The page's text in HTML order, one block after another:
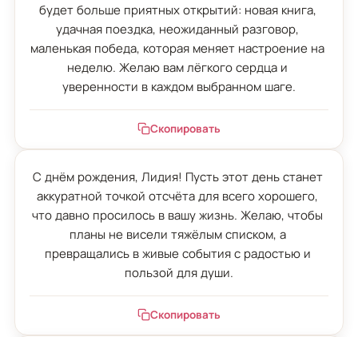
будет больше приятных открытий: новая книга,
удачная поездка, неожиданный разговор,
маленькая победа, которая меняет настроение на
неделю. Желаю вам лёгкого сердца и
уверенности в каждом выбранном шаге.
Скопировать
С днём рождения, Лидия! Пусть этот день станет
аккуратной точкой отсчёта для всего хорошего,
что давно просилось в вашу жизнь. Желаю, чтобы
планы не висели тяжёлым списком, а
превращались в живые события с радостью и
пользой для души.
Скопировать